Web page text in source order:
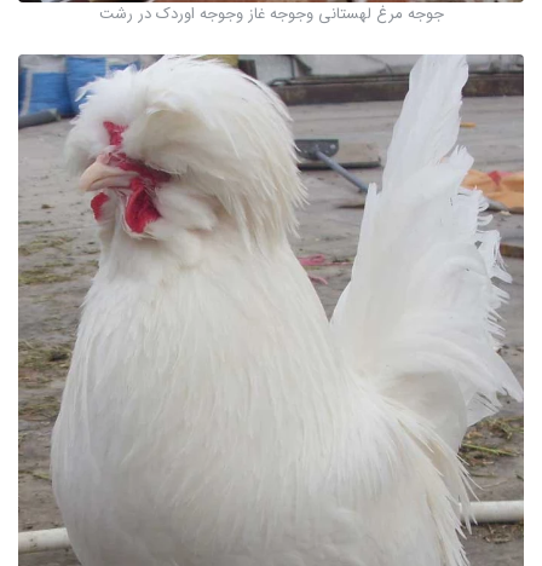
جوجه مرغ لهستانی وجوجه غاز وجوجه اوردک در رشت